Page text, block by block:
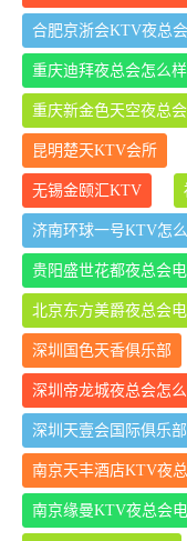
合肥京浙会KTV夜总
重庆迪拜夜总会怎么样
重庆新金色天空夜总
昆明楚天KTV会所
无锡金颐汇KTV
济南环球一号KTV怎
贵阳盛世花都夜总会
北京东方美爵夜总会
深圳国色天香俱乐部
深圳帝龙城夜总会怎
深圳天壹会国际俱乐
南京天丰酒店KTV夜
南京缘曼KTV夜总会